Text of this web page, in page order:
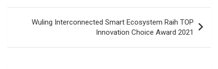
Wuling Interconnected Smart Ecosystem Raih TOP
Innovation Choice Award 2021